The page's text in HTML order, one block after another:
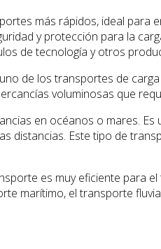
más rápidos, ideal para
y protección para la
de tecnología y otros
de los transportes de
voluminosas que
en océanos o mares.
distancias. Este tipo de
es muy eficiente para
marítimo, el transporte